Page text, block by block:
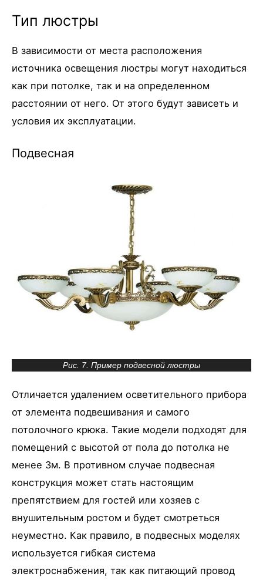
Тип люстры
В зависимости от места расположения
источника освещения люстры могут находиться
как при потолке, так и на определенном
расстоянии от него. От этого будут зависеть и
условия их эксплуатации.
Подвесная
Рис. 7. Пример подвесной люстры
Отличается удалением осветительного прибора
от элемента подвешивания и самого
потолочного крюка. Такие модели подходят для
помещений с высотой от пола до потолка не
менее 3м. В противном случае подвесная
конструкция может стать настоящим
препятствием для гостей или хозяев с
внушительным ростом и будет смотреться
неуместно. Как правило, в подвесных моделях
используется гибкая система
электроснабжения, так как питающий провод